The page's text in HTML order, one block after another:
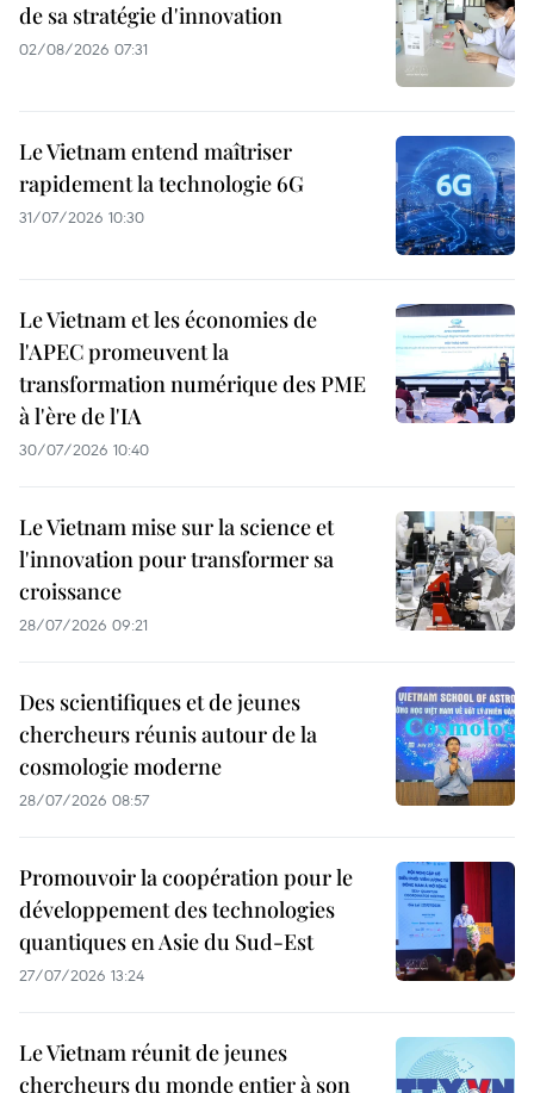
de sa stratégie d'innovation
02/08/2026 07:31
Le Vietnam entend maîtriser
rapidement la technologie 6G
31/07/2026 10:30
Le Vietnam et les économies de
l'APEC promeuvent la
transformation numérique des PME
à l'ère de l'IA
30/07/2026 10:40
Le Vietnam mise sur la science et
l'innovation pour transformer sa
croissance
28/07/2026 09:21
Des scientifiques et de jeunes
chercheurs réunis autour de la
cosmologie moderne
28/07/2026 08:57
Promouvoir la coopération pour le
développement des technologies
quantiques en Asie du Sud-Est
27/07/2026 13:24
Le Vietnam réunit de jeunes
chercheurs du monde entier à son